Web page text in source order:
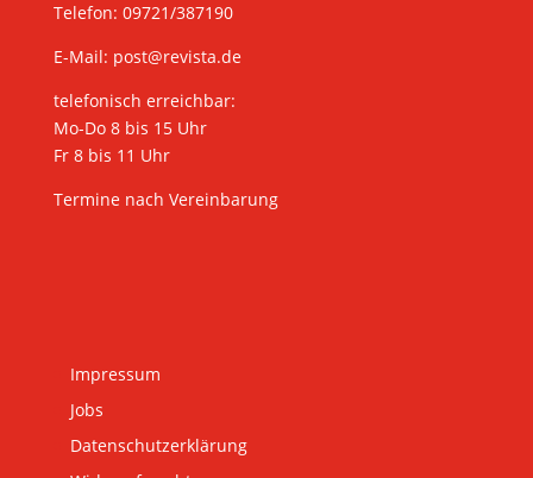
Telefon: 09721/387190
E-Mail: post@revista.de
telefonisch erreichbar:
Mo-Do 8 bis 15 Uhr
Fr 8 bis 11 Uhr
Termine nach Vereinbarung
Impressum
Jobs
Datenschutzerklärung